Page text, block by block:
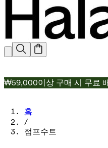
₩59,000이상 구매 시 무료
홈
/
점프수트